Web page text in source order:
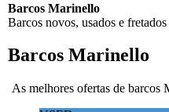
Barcos Marinello
Barcos novos, usados e
Barcos Marinello
As melhores ofertas de barcos